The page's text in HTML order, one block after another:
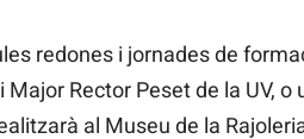
redones i jornades de
Rector Peset de la UV,
al Museu de la